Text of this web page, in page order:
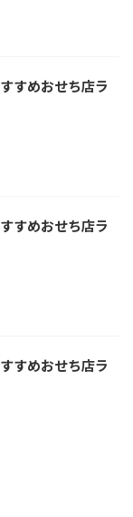
すめおせち店ラ
すめおせち店ラ
すめおせち店ラ